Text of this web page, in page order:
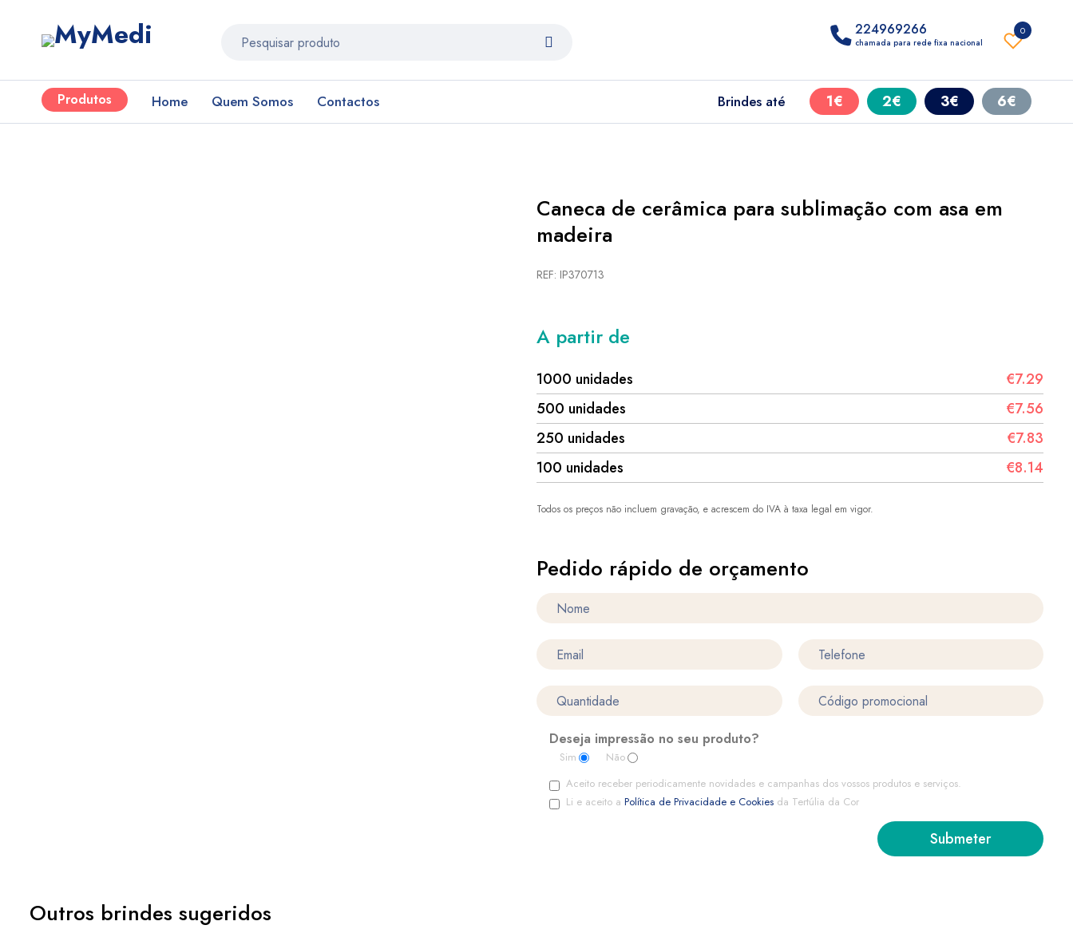
0
224969266
chamada para rede fixa nacional
Produtos Home Quem Somos Contactos Brindes até 1€ 2€ 3€ 6€
Caneca de cerâmica para sublimação com asa em
madeira
REF: IP370713
A partir de
1000 unidades
€7.29
500 unidades
€7.56
250 unidades
€7.83
100 unidades
€8.14
Todos os preços não incluem gravação, e acrescem do IVA à taxa legal em vigor.
Pedido rápido de orçamento
Deseja impressão no seu produto?
Sim
Não
Aceito receber periodicamente novidades e campanhas dos vossos produtos e serviços.
Li e aceito a Política de Privacidade e Cookies da Tertúlia da Cor
Outros brindes sugeridos